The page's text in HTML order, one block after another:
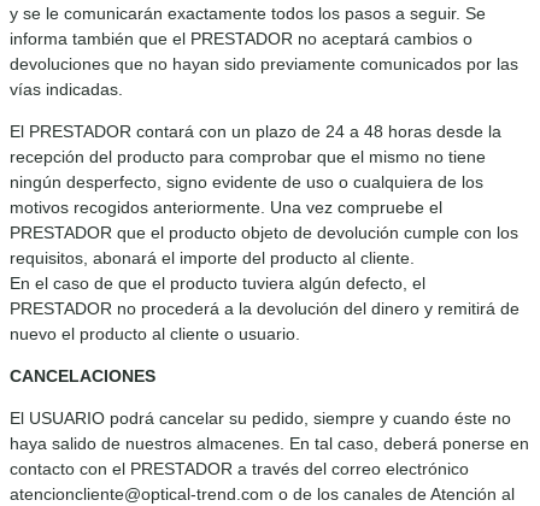
y se le comunicarán exactamente todos los pasos a seguir. Se
informa también que el PRESTADOR no aceptará cambios o
devoluciones que no hayan sido previamente comunicados por las
vías indicadas.
El PRESTADOR contará con un plazo de 24 a 48 horas desde la
recepción del producto para comprobar que el mismo no tiene
ningún desperfecto, signo evidente de uso o cualquiera de los
motivos recogidos anteriormente. Una vez compruebe el
PRESTADOR que el producto objeto de devolución cumple con los
requisitos, abonará el importe del producto al cliente.
En el caso de que el producto tuviera algún defecto, el
PRESTADOR no procederá a la devolución del dinero y remitirá de
nuevo el producto al cliente o usuario.
CANCELACIONES
El USUARIO podrá cancelar su pedido, siempre y cuando éste no
haya salido de nuestros almacenes. En tal caso, deberá ponerse en
contacto con el PRESTADOR a través del correo electrónico
atencioncliente@optical-trend.com o de los canales de Atención al